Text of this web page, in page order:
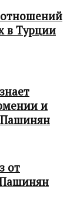
в Турции
и
Пашинян
от
Пашинян